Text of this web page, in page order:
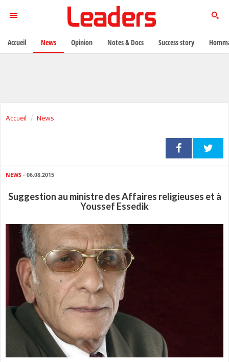
Accueil News
NEWS - 06.08.2015
Suggestion au ministre des Affaires religieuses et à
Youssef Essedik
Accueil News Opinion Notes & Docs Success story